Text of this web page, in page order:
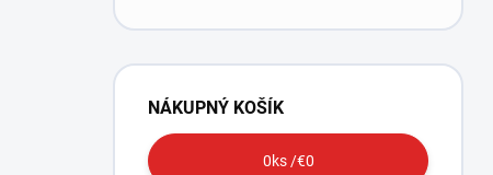
NÁKUPNÝ KOŠÍK
0ks /€0